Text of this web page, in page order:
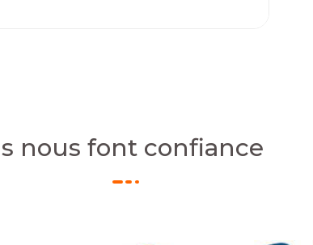
nous font confiance